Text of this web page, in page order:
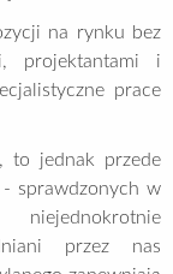
na rynku bez
projektantami i
prace
jednak przede
- sprawdzonych w
niejednokrotnie
przez nas